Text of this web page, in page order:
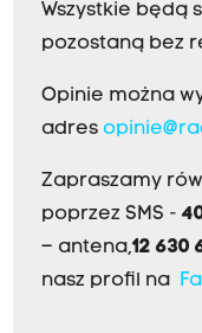
Wszystkie będą
pozostaną bez
Opinie można
adres
Zapraszamy
poprzez SMS -
– antena,12 630
nasz profil na